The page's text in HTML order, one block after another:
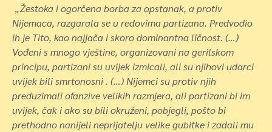
„Žestoka i ogorčena borba za opstanak, a protiv
Nijemaca, razgarala se u redovima partizana. Predvodio
ih je Tito, kao najjača i skoro dominantna ličnost. (…)
Vođeni s mnogo vještine, organizovani na gerilskom
principu, partizani su uvijek izmicali, ali su njihovi udarci
uvijek bili smrtonosni . (…) Nijemci su protiv njih
preduzimali ofanzive velikih razmjera, ali partizani bi im
uvijek, čak i ako su bili okruženi, pobjegli, pošto bi
prethodno nanijeli neprijatelju velike gubitke i zadali mu